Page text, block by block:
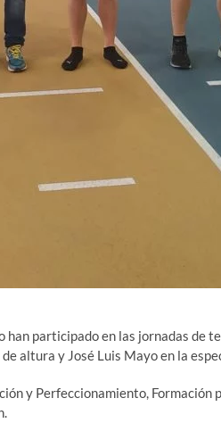
participado en las jornadas de
altura y José Luis Mayo en la
y Perfeccionamiento,